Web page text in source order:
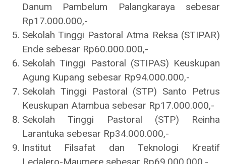
Danum Pambelum Palangkaraya sebesar
Rp17.000.000,-
Sekolah Tinggi Pastoral Atma Reksa (STIPAR)
Ende sebesar Rp60.000.000,-
Sekolah Tinggi Pastoral (STIPAS) Keuskupan
Agung Kupang sebesar Rp94.000.000,-
Sekolah Tinggi Pastoral (STP) Santo Petrus
Keuskupan Atambua sebesar Rp17.000.000,-
Sekolah Tinggi Pastoral (STP) Reinha
Larantuka sebesar Rp34.000.000,-
Institut Filsafat dan Teknologi Kreatif